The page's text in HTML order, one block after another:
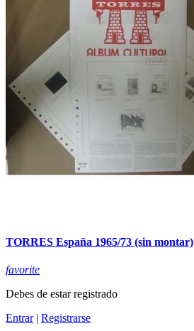
TORRES España 1965/73 (sin montar)
favorite
Debes de estar registrado
Entrar| Registrarse